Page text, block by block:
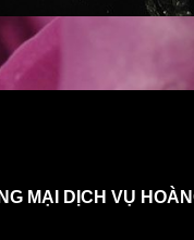
MẠI DỊCH VỤ